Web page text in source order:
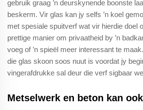
gebruik graag ’n deurskynende boonste
beskerm. Vir glas kan jy selfs ’n koel
met spesiale spuitverf wat vir hierdie doel
prettige manier om privaatheid by ’n
voeg of ’n spieël meer interessant te
die glas skoon soos nuut is voordat jy
vingerafdrukke sal deur die verf sigbaar
Metselwerk en beton kan